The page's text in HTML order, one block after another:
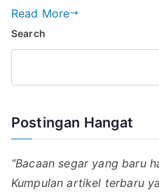
a
a
p
l
m
n
k
Read More
Search
Postingan Hangat
“Bacaan segar yang baru
Kumpulan artikel terbaru